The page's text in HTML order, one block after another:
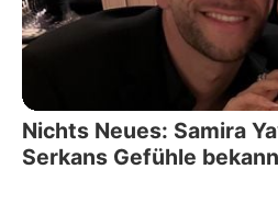
Nichts Neues: Samira
Serkans Gefühle